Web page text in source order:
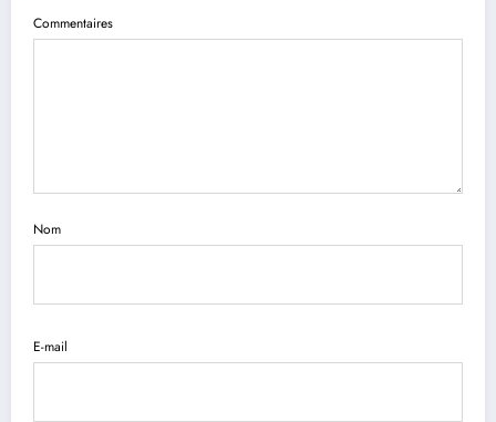
Commentaires
Nom
E-mail